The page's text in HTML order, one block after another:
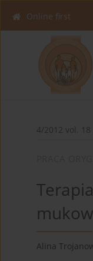
Online first
4/2012 vol. 18
Alina